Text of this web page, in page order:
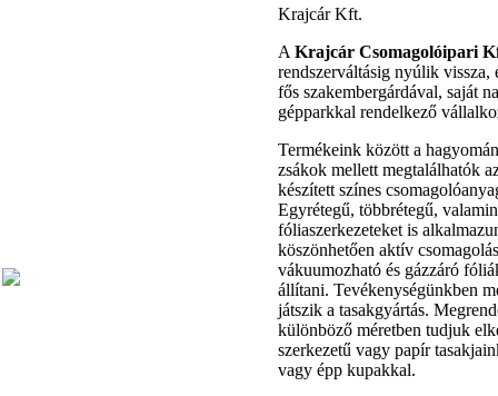
Krajcár Kft.
AKrajcár Csomagolóipari
rendszerváltásig nyúlik vissza,
fős szakembergárdával, saját
gépparkkal rendelkező
Termékeink között a
zsákok mellett megtalálhatók
készített színes
Egyrétegű, többrétegű,
fóliaszerkezeteket is
köszönhetően aktív
vákuumozható és gázzáró
állítani. Tevékenységünkben
játszik a tasakgyártás.
különböző méretben tudjuk
szerkezetű vagy papír
vagy épp kupakkal.